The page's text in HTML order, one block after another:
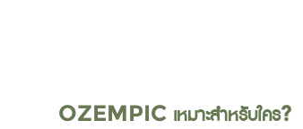
OZEMPIC เหมาะสำหรับใคร?